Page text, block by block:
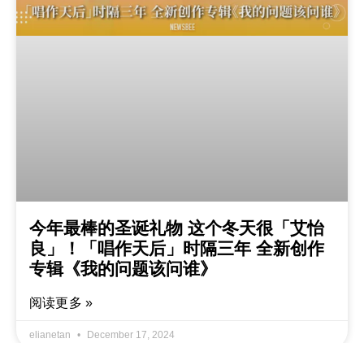
今年最棒的圣诞礼物 这个冬天很「艾怡
良」！「唱作天后」时隔三年 全新创作
专辑《我的问题该问谁》
阅读更多 »
elianetan December 17, 2024